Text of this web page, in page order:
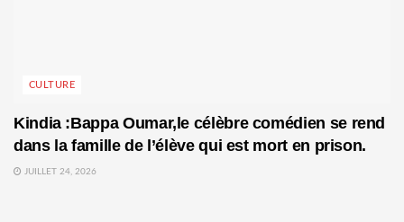
CULTURE
Kindia :Bappa Oumar,le célèbre comédien se rend
dans la famille de l’élève qui est mort en prison.
JUILLET 24, 2026